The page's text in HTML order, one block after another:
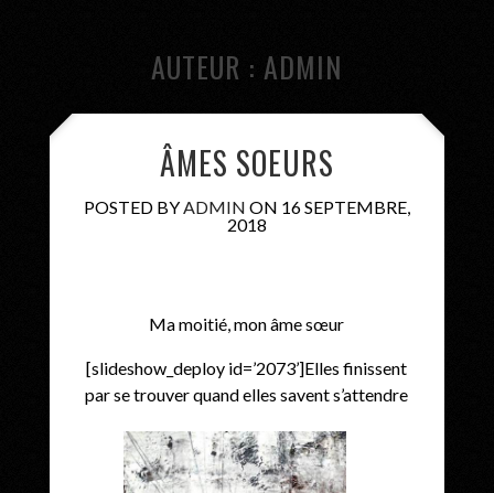
AUTEUR : ADMIN
ÂMES SOEURS
POSTED BY ADMIN ON 16 SEPTEMBRE,
2018
Ma moitié, mon âme sœur
[slideshow_deploy id=’2073’]Elles finissent
par se trouver quand elles savent s’attendre